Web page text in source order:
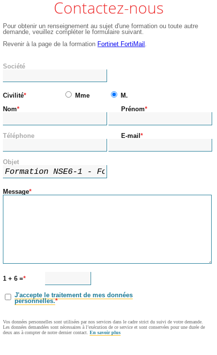
Contactez-nous
Pour obtenir un renseignement au sujet d'une formation ou toute autre
demande, veuillez compléter le formulaire suivant.
Revenir à la page de la formation Fortinet FortiMail
Société
Civilité Mme
M.
Nom
Prénom
Téléphone E-mail
Objet
Message
1 + 6 =
J'accepte le traitement de mes données
personnelles.
Vos données personnelles sont utilisées par nos services dans le cadre strict du suivi de votre demande.
Les données demandées sont nécessaires à l’exécution de ce service et sont conservées pour une durée de
deux ans à compter de notre dernier contact.En savoir plus